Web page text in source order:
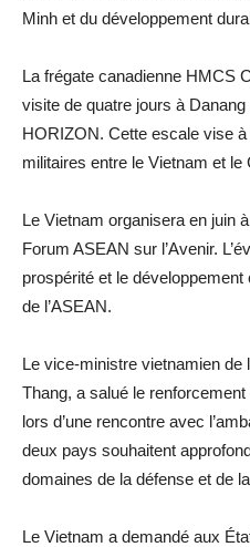
Minh et du développement
La frégate canadienne HMCS
visite de quatre jours à Danang
HORIZON. Cette escale vise
militaires entre le Vietnam et le
Le Vietnam organisera en juin
Forum ASEAN sur l’Avenir.
prospérité et le
de l’ASEAN.
Le vice-ministre vietnamien de
Thang, a salué le
lors d’une rencontre avec
deux pays souhaitent
domaines de la défense et de
Le Vietnam a demandé aux